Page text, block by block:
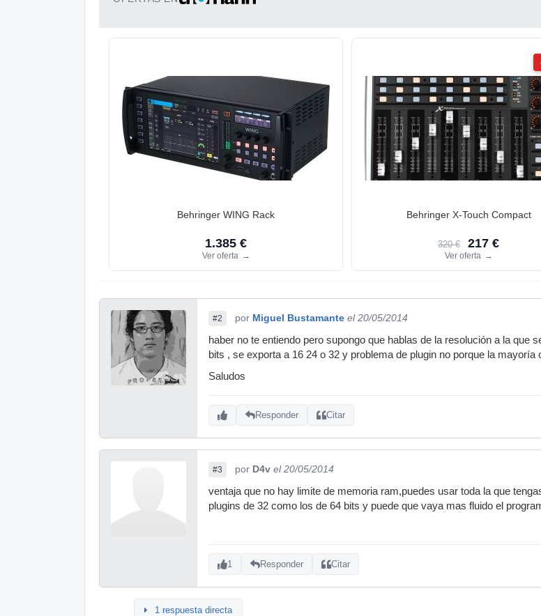
Behringer WING Rack
1.385 €
Ver oferta →
Behringer X-Touch Compact
320 € 217 €
Ver oferta →
#2 por Miguel Bustamante el 20/05/2014
haber no te entiendo pero supongo que hablas de la resolución a la
bits , se exporta a 16 24 o 32 y problema de plugin no porque la
Saludos
Responder Citar
#3 por D4v el 20/05/2014
ventaja que no hay limite de memoria ram,puedes usar toda la que
plugins de 32 como los de 64 bits y puede que vaya mas fluido el
1 Responder Citar
1 respuesta directa